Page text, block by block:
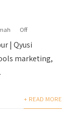
Off
| Qyusi
marketing,
+ READ MORE